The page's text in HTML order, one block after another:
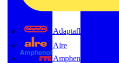
Adaptaflex
Alre
Amphenol FTG